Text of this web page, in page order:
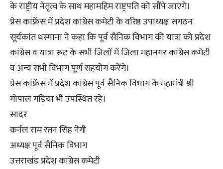
के राष्ट्रीय नेतृत्व के साथ महामहिम राष्ट्रपति को सौंपे जाएंगे।
प्रेस कांफ्रेंस में प्रदेश कांग्रेस कमेटी के वरिष्ठ उपाध्यक्ष संगठन
सूर्यकांत धस्माना ने कहा कि पूर्व सैनिक विभाग की यात्रा को प्रदेश
कांग्रेस व यात्रा रूट के सभी जिलों में जिला महानगर कांग्रेस कमेटी
व अन्य सभी विभाग पूर्ण सहयोग करेंगे।
प्रेस कांफ्रेंस में प्रदेश कांग्रेस पूर्व सैनिक विभाग के महामंत्री श्री
गोपाल गड़िया भी उपस्थित रहे।
सादर
कर्नल राम रतन सिंह नेगी
अध्यक्ष पूर्व सैनिक विभाग
उत्तराखंड प्रदेश कांग्रेस कमेटी